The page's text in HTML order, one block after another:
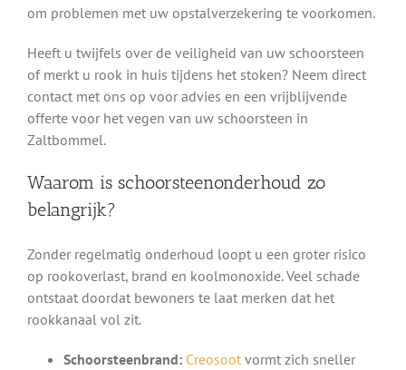
om problemen met uw opstalverzekering te voorkomen.
Heeft u twijfels over de veiligheid van uw schoorsteen
of merkt u rook in huis tijdens het stoken? Neem direct
contact met ons op voor advies en een vrijblijvende
offerte voor het vegen van uw schoorsteen in
Zaltbommel.
Waarom is schoorsteenonderhoud zo
belangrijk?
Zonder regelmatig onderhoud loopt u een groter risico
op rookoverlast, brand en koolmonoxide. Veel schade
ontstaat doordat bewoners te laat merken dat het
rookkanaal vol zit.
Schoorsteenbrand: Creosootvormt zich sneller